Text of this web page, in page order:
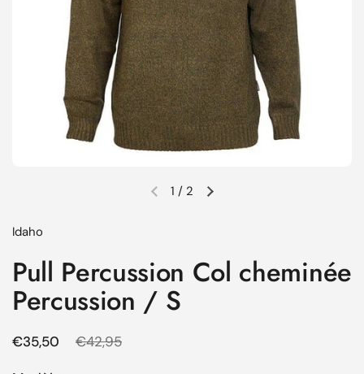
Diapositive précédente
Diapositive suivante
1 / 2
Idaho
Pull Percussion Col cheminée
Percussion / S
Prix régulier
€35,50 Prix de solde
€42,95